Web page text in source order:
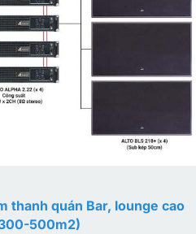
thanh quán Bar, lounge cao
500m2)